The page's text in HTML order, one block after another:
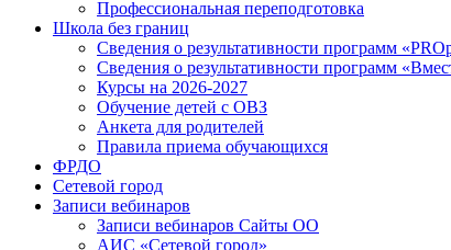
Профессиональная переподготовка
Школа без границ
Сведения о результативности программ
Сведения о результативности программ
Курсы на 2026-2027
Обучение детей с ОВЗ
Анкета для родителей
Правила приема обучающихся
ФРДО
Сетевой город
Записи вебинаров
Записи вебинаров Сайты ОО
АИС «Сетевой город»